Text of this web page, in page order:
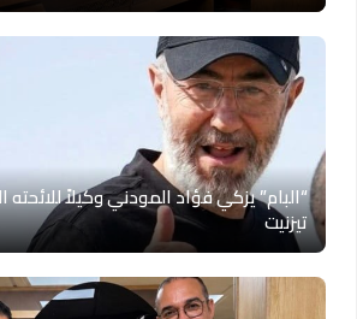
“البام” يزكي فؤاد المودني وكيلاً للائحته
تيزنيت